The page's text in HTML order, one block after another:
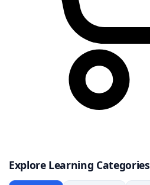
Explore Learning Categories